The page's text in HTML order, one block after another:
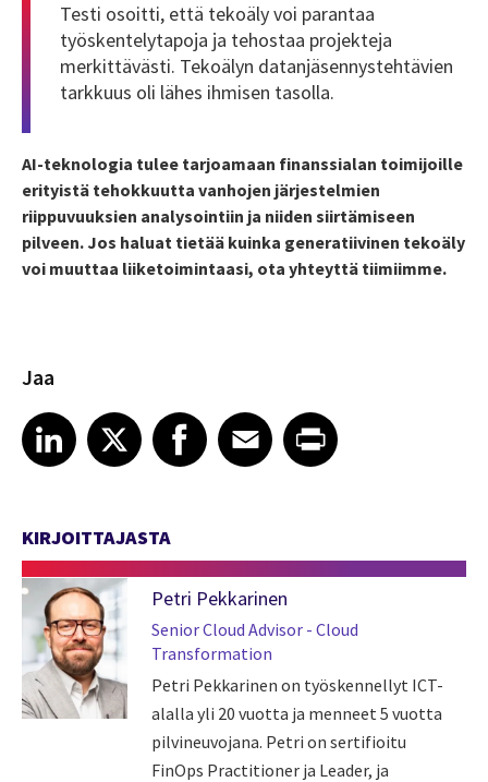
Testi osoitti, että tekoäly voi parantaa
työskentelytapoja ja tehostaa projekteja
merkittävästi. Tekoälyn datanjäsennystehtävien
tarkkuus oli lähes ihmisen tasolla.
AI-teknologia tulee tarjoamaan finanssialan toimijoille
erityistä tehokkuutta vanhojen järjestelmien
riippuvuuksien analysointiin ja niiden siirtämiseen
pilveen. Jos haluat tietää kuinka generatiivinen tekoäly
voi muuttaa liiketoimintaasi, ota yhteyttä tiimiimme.
Jaa
Share article on LinkedIn
LinkedIn
Share article on XShare article on Facebook
Facebook
Share article on Email
EmailShare article on Print
KIRJOITTAJASTA
Petri Pekkarinen
Senior Cloud Advisor - Cloud
Transformation
Petri Pekkarinen on työskennellyt ICT-
alalla yli 20 vuotta ja menneet 5 vuotta
pilvineuvojana. Petri on sertifioitu
FinOps Practitioner ja Leader, ja